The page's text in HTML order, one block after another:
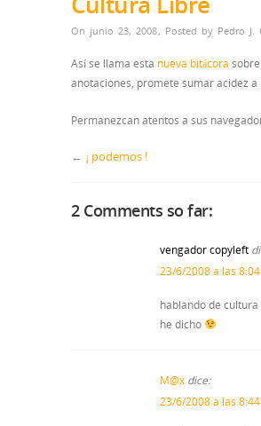
On junio 23, 2008, Posted by Pedro J.
Así se llama esta nueva bitácora
anotaciones, promete sumar acidez a
Permanezcan atentos a sus
← ¡ podemos !
2 Comments so far:
vengador copyleft
23/6/2008 a las
hablando de
he dicho
M@x dice:
23/6/2008 a las